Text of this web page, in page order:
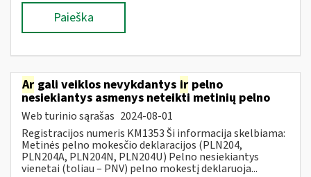
Paieška
Ar gali veiklos nevykdantys ir pelno
nesiekiantys asmenys neteikti metinių pelno
Web turinio sąrašas 2024-08-01
Registracijos numeris KM1353 Ši informacija skelbiama:
Metinės pelno mokesčio deklaracijos (PLN204,
PLN204A, PLN204N, PLN204U) Pelno nesiekiantys
vienetai (toliau – PNV) pelno mokestį deklaruoja...